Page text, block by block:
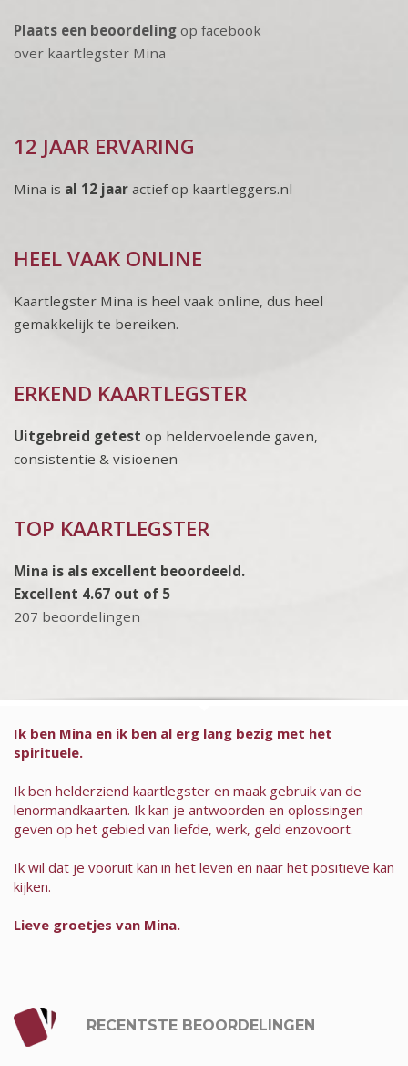
Plaats een beoordeling op facebook
over kaartlegster Mina
12 JAAR ERVARING
Mina is al 12 jaar actief op kaartleggers.nl
HEEL VAAK ONLINE
Kaartlegster Mina is heel vaak online, dus heel
gemakkelijk te bereiken.
ERKEND KAARTLEGSTER
Uitgebreid getest op heldervoelende gaven,
consistentie & visioenen
TOP KAARTLEGSTER
Mina is als excellent beoordeeld.
Excellent 4.67 out of 5
207 beoordelingen
Ik ben Mina en ik ben al erg lang bezig met het
spirituele.
Ik ben helderziend kaartlegster en maak gebruik van de
lenormandkaarten. Ik kan je antwoorden en oplossingen
geven op het gebied van liefde, werk, geld enzovoort.
Ik wil dat je vooruit kan in het leven en naar het positieve kan
kijken.
Lieve groetjes van Mina.
RECENTSTE BEOORDELINGEN